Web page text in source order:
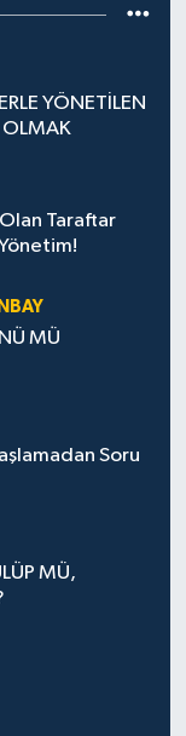
YÖNETİLEN
OLMAK
Taraftar
MÜ
Soru
MÜ,